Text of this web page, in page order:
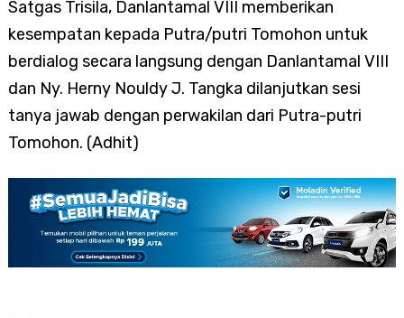
Satgas Trisila, Danlantamal VIII memberikan
kesempatan kepada Putra/putri Tomohon untuk
berdialog secara langsung dengan Danlantamal VIII
dan Ny. Herny Nouldy J. Tangka dilanjutkan sesi
tanya jawab dengan perwakilan dari Putra-putri
Tomohon. (Adhit)